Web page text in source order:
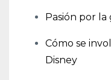
Pasión por
Cómo se
Disney